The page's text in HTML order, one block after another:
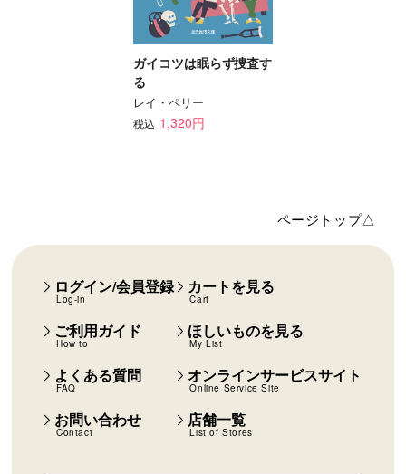
ガイコツは眠らず捜査す
る
レイ・ペリー
税込 1,320円
ページトップ△
ログイン/会員登録
Log-in
カートを見る
Cart
ご利用ガイド
How to
ほしいものを見る
My List
よくある質問
FAQ
オンラインサービスサイト
Online Service Site
お問い合わせ
Contact
店舗一覧
List of Stores